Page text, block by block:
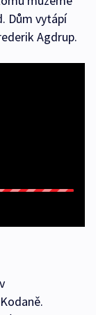
Dům vytápí
Agdrup.